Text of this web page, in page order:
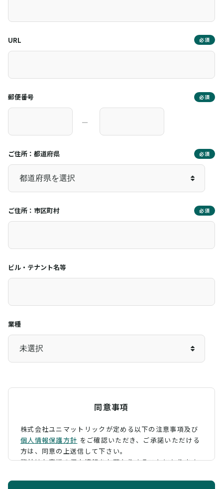
URL 必須
郵便番号 必須
―
ご住所：都道府県 必須
ご住所：市区町村 必須
ビル・テナント名等
業種
同意事項
株式会社ユニマットリックが定める以下の注意事項及び
個人情報保護方針 をご確認いただき、 ご承諾いただける
方は、同意の上送信して下さい。
弊社はお客様の個人情報をお預かりすることになります
ように定め、保護に努めております。